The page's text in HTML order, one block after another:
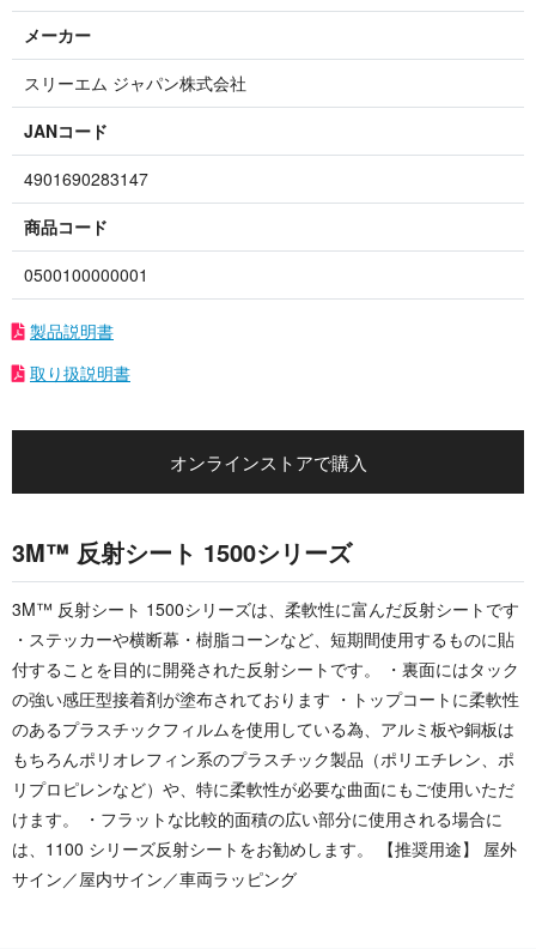
メーカー
スリーエム ジャパン株式会社
JANコード
4901690283147
商品コード
0500100000001
製品説明書
取り扱説明書
オンラインストアで購入
3M™ 反射シート 1500シリーズ
3M™ 反射シート 1500シリーズは、柔軟性に富んだ反射シートです
・ステッカーや横断幕・樹脂コーンなど、短期間使用するものに貼
付することを目的に開発された反射シートです。 ・裏面にはタック
の強い感圧型接着剤が塗布されております ・トップコートに柔軟性
のあるプラスチックフィルムを使用している為、アルミ板や銅板は
もちろんポリオレフィン系のプラスチック製品（ポリエチレン、ポ
リプロピレンなど）や、特に柔軟性が必要な曲面にもご使用いただ
けます。 ・フラットな比較的面積の広い部分に使用される場合に
は、1100 シリーズ反射シートをお勧めします。 【推奨用途】 屋外
サイン／屋内サイン／車両ラッピング